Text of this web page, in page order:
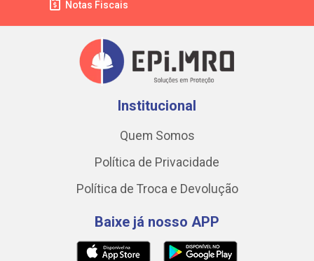
Notas Fiscais
Institucional
Quem Somos
Política de Privacidade
Política de Troca e Devolução
Baixe já nosso APP